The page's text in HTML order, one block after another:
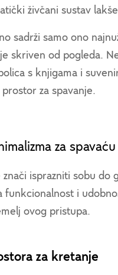
živčani sustav
sadrži samo ono
skriven od pogleda.
s knjigama i
za spavanje.
za
isprazniti sobu do
i
ovog pristupa.
za kretanje